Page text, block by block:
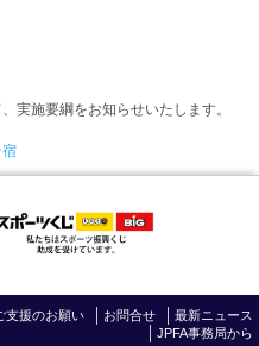
実施要綱をお知らせいたします。
最新ニュース
お問合せ
支援のお願い
JPFA事務局から